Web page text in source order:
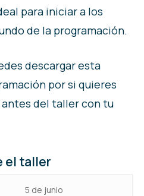
para iniciar a los
de la programación.
descargar esta
por si quieres
del taller con tu
el taller
5 de junio